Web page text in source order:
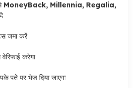
MoneyBack, Millennia, Regalia,
जमा करें
करेगा
पते पर भेज दिया जाएगा